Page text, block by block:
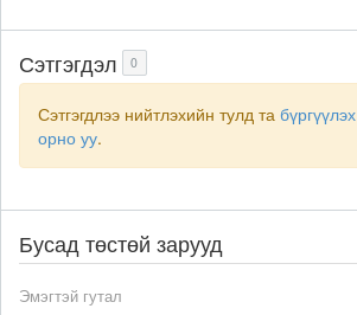
Сэтгэгдэл 0
Сэтгэгдлээ нийтлэхийн тулд та бүргүүлэх
орно уу.
Бусад төстөй зарууд
Эмэгтэй гутал